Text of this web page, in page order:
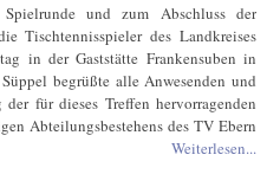
und zum Abschluss der
Tischtennisspieler des Landkreises
in der Gaststätte Frankensuben in
begrüßte alle Anwesenden und
für dieses Treffen hervorragenden
Abteilungsbestehens des TV Ebern
Weiterlesen...